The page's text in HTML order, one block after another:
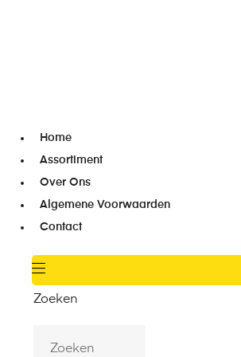
Home
Assortiment
Over Ons
Algemene Voorwaarden
Contact
Zoeken